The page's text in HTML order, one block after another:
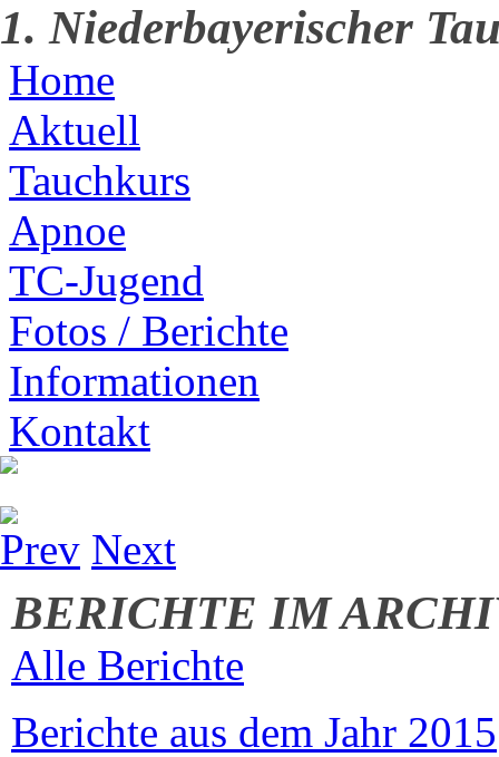
1. Niederbayerischer
Home
Aktuell
Tauchkurs
Apnoe
TC-Jugend
Fotos / Berichte
Informationen
Kontakt
Prev Next
BERICHTE IM
Alle Berichte
Berichte aus dem Jahr 2015